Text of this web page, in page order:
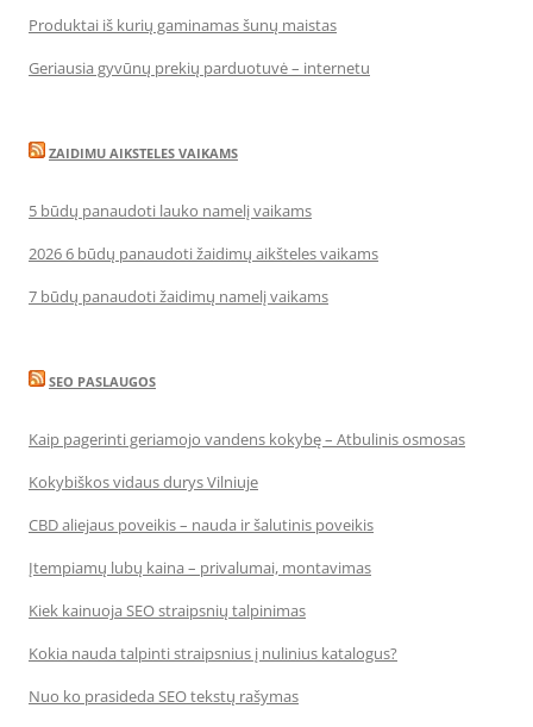
Produktai iš kurių gaminamas šunų maistas
Geriausia gyvūnų prekių parduotuvė – internetu
ZAIDIMU AIKSTELES VAIKAMS
5 būdų panaudoti lauko namelį vaikams
2026 6 būdų panaudoti žaidimų aikšteles vaikams
7 būdų panaudoti žaidimų namelį vaikams
SEO PASLAUGOS
Kaip pagerinti geriamojo vandens kokybę – Atbulinis osmosas
Kokybiškos vidaus durys Vilniuje
CBD aliejaus poveikis – nauda ir šalutinis poveikis
Įtempiamų lubų kaina – privalumai, montavimas
Kiek kainuoja SEO straipsnių talpinimas
Kokia nauda talpinti straipsnius į nulinius katalogus?
Nuo ko prasideda SEO tekstų rašymas